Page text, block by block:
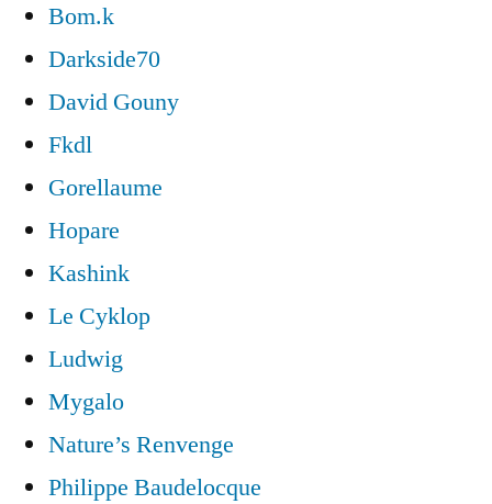
Bom.k
Darkside70
David Gouny
Fkdl
Gorellaume
Hopare
Kashink
Le Cyklop
Ludwig
Mygalo
Nature’s Renvenge
Philippe Baudelocque